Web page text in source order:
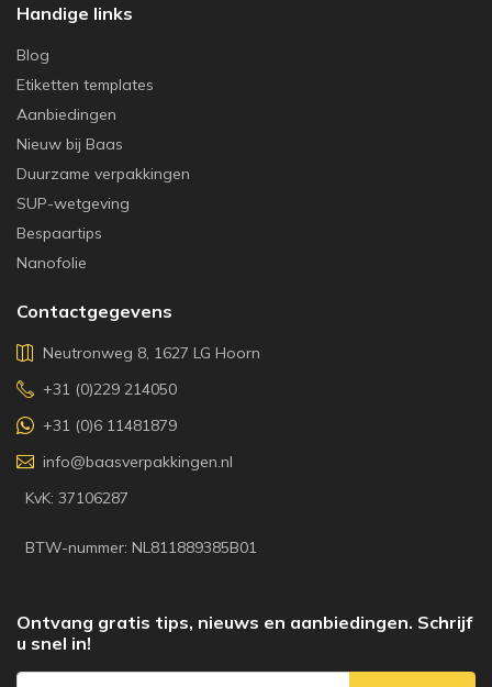
Handige links
Blog
Etiketten templates
Aanbiedingen
Nieuw bij Baas
Duurzame verpakkingen
SUP-wetgeving
Bespaartips
Nanofolie
Contactgegevens
Neutronweg 8, 1627 LG Hoorn
+31 (0)229 214050
+31 (0)6 11481879
info@baasverpakkingen.nl
KvK: 37106287
BTW-nummer: NL811889385B01
Ontvang gratis tips, nieuws en aanbiedingen. Schrijf
u snel in!